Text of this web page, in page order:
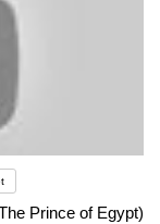
Prince of Egypt)